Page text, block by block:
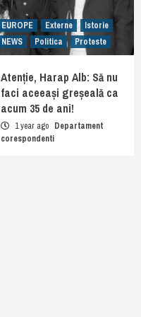
EUROPE Externe
Istorie
NEWS
Politica Proteste
Atenție, Harap Alb: Să nu
faci aceeași greșeală ca
acum 35 de ani!
1 year ago Departament
corespondenti